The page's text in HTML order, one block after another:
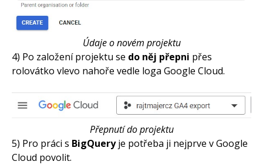
Údaje o novém projektu
4) Po založení projektu se do něj přepni přes
rolovátko vlevo nahoře vedle loga Google Cloud.
Přepnutí do projektu
5) Pro práci s BigQueryje potřeba ji nejprve v Google
Cloud povolit.